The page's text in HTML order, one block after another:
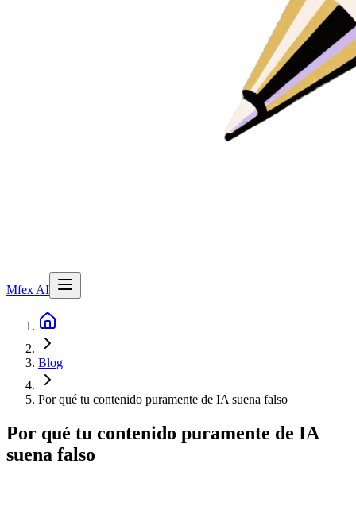
Mfex AI
Blog
Por qué tu contenido puramente de IA suena falso
Por qué tu contenido puramente de IA
suena falso